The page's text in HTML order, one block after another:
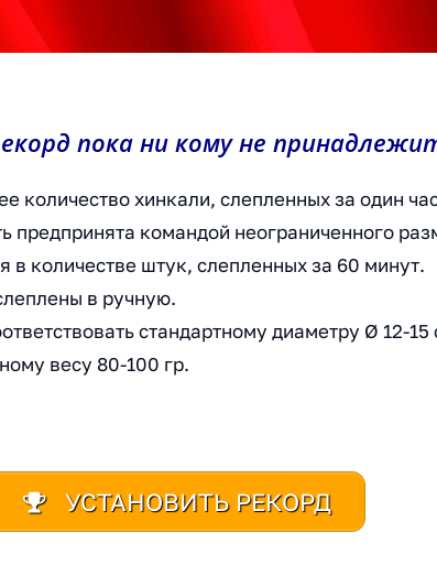
пока ни кому не
количество хинкали, слепленных за один
предпринята командой неограниченного
в количестве штук, слепленных за 60 минут.
в ручную.
стандартному диаметру Ø 12-
весу 80-100 гр.
УСТАНОВИТЬ РЕКОРД